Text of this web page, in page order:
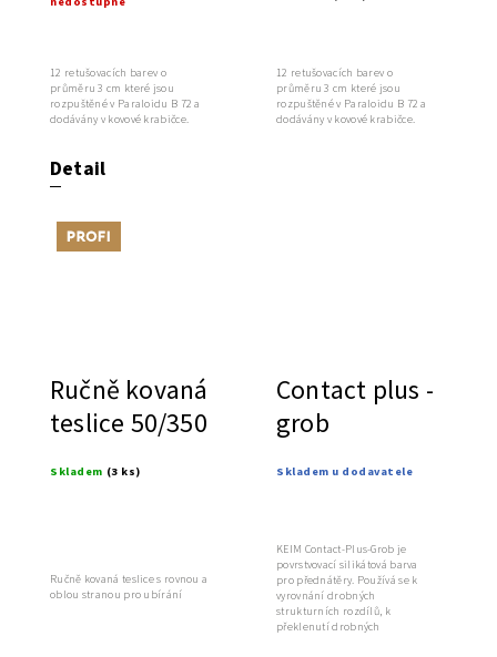
B72
Detail
12 retušovacích barev o
průměru 3 cm které jsou
rozpuštěné v Paraloidu B 72 a
dodávány v kovové krabičce.
12 retušovacích barev o
průměru 3 cm které jsou
rozpuštěné v Paraloidu B 72 a
dodávány v kovové krabičce.
Tip
Ručně kovaná
teslice 50/350
Skladem (3 ks)
Ručně kovaná teslice s rovnou a
oblou stranou pro ubírání
Contact plus -
grob
Skladem u dodavatele
KEIM Contact-Plus-Grob je
povrstvovací silikátová barva
pro přednátěry. Používá se k
vyrovnání drobných
strukturních rozdílů, k
překlenutí drobných